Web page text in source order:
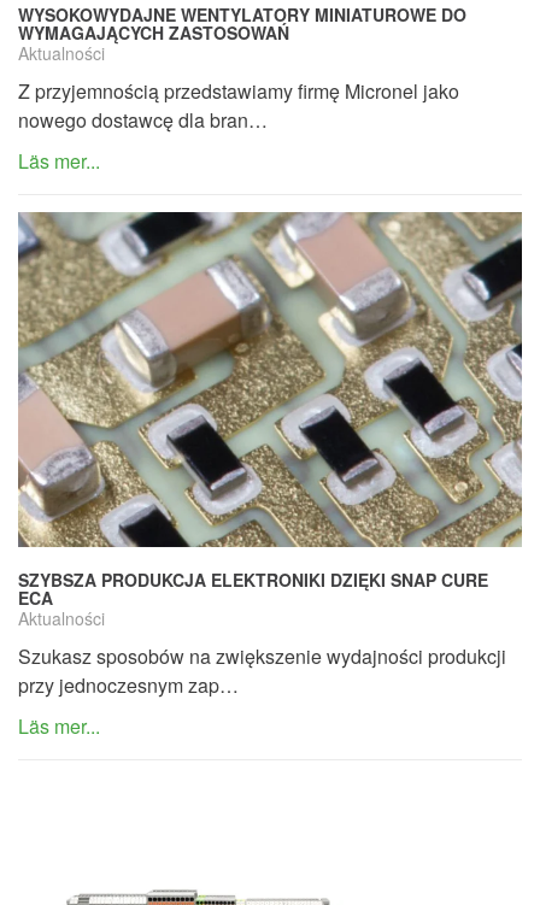
WYSOKOWYDAJNE WENTYLATORY MINIATUROWE DO
WYMAGAJĄCYCH ZASTOSOWAŃ
Aktualności
Z przyjemnością przedstawiamy firmę Micronel jako
nowego dostawcę dla bran…
Läs mer...
SZYBSZA PRODUKCJA ELEKTRONIKI DZIĘKI SNAP CURE
ECA
Aktualności
Szukasz sposobów na zwiększenie wydajności produkcji
przy jednoczesnym zap…
Läs mer...